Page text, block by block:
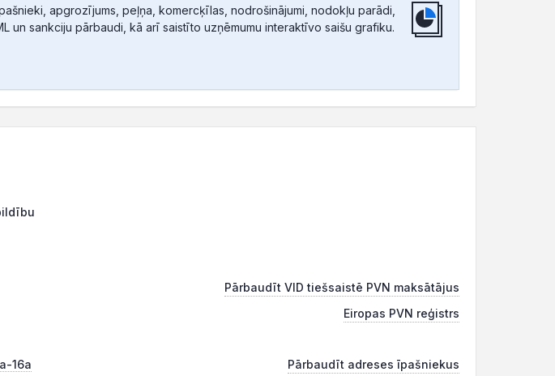
apgrozījums, peļņa, komercķīlas, nodrošinājumi, nodokļu parādi,
un sankciju pārbaudi, kā arī saistīto uzņēmumu interaktīvo saišu grafiku.
Pārbaudīt VID tiešsaistē PVN maksātājus
Eiropas PVN reģistrs
16a
Pārbaudīt adreses īpašniekus